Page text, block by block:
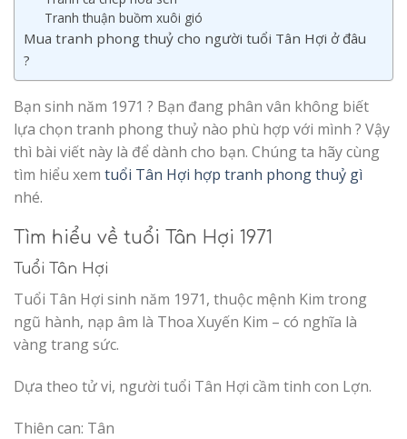
Tranh thuận buồm xuôi gió
Mua tranh phong thuỷ cho người tuổi Tân Hợi ở đâu
?
Bạn sinh năm 1971 ? Bạn đang phân vân không biết
lựa chọn tranh phong thuỷ nào phù hợp với mình ? Vậy
thì bài viết này là để dành cho bạn. Chúng ta hãy cùng
tìm hiểu xem tuổi Tân Hợi hợp tranh phong thuỷ gì
nhé.
Tìm hiểu về tuổi Tân Hợi 1971
Tuổi Tân Hợi
Tuổi Tân Hợi sinh năm 1971, thuộc mệnh Kim trong
ngũ hành, nạp âm là Thoa Xuyến Kim – có nghĩa là
vàng trang sức.
Dựa theo tử vi, người tuổi Tân Hợi cầm tinh con Lợn.
Thiên can: Tân